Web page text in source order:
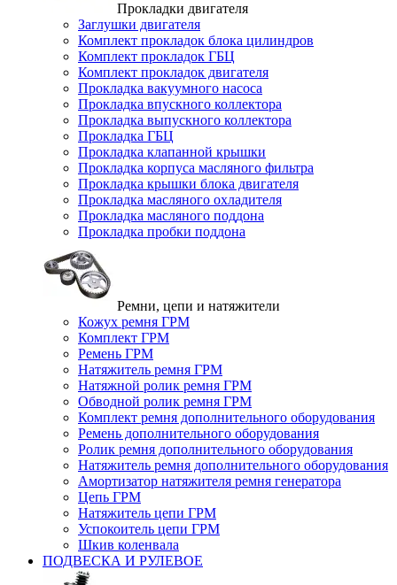
Прокладки двигателя
Заглушки двигателя
Комплект прокладок блока цилиндров
Комплект прокладок ГБЦ
Комплект прокладок двигателя
Прокладка вакуумного насоса
Прокладка впускного коллектора
Прокладка выпускного коллектора
Прокладка ГБЦ
Прокладка клапанной крышки
Прокладка корпуса масляного фильтра
Прокладка крышки блока двигателя
Прокладка масляного охладителя
Прокладка масляного поддона
Прокладка пробки поддона
Ремни, цепи и натяжители
Кожух ремня ГРМ
Комплект ГРМ
Ремень ГРМ
Натяжитель ремня ГРМ
Натяжной ролик ремня ГРМ
Обводной ролик ремня ГРМ
Комплект ремня дополнительного оборудования
Ремень дополнительного оборудования
Ролик ремня дополнительного оборудования
Натяжитель ремня дополнительного оборудования
Амортизатор натяжителя ремня генератора
Цепь ГРМ
Натяжитель цепи ГРМ
Успокоитель цепи ГРМ
Шкив коленвала
ПОДВЕСКА И РУЛЕВОЕ